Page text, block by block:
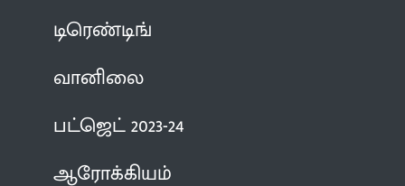
டிரெண்டிங்
வானிலை
பட்ஜெட் 2023-24
ஆரோக்கியம்